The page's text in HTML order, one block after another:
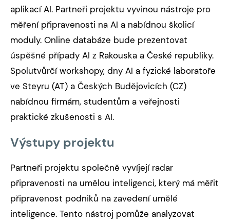
aplikací AI. Partneři projektu vyvinou nástroje pro
měření připravenosti na AI a nabídnou školicí
moduly. Online databáze bude prezentovat
úspěšné případy AI z Rakouska a České republiky.
Spolutvůrčí workshopy, dny AI a fyzické laboratoře
ve Steyru (AT) a Českých Budějovicích (CZ)
nabídnou firmám, studentům a veřejnosti
praktické zkušenosti s AI.
Výstupy projektu
Partneři projektu společně vyvíjejí radar
připravenosti na umělou inteligenci, který má měřit
připravenost podniků na zavedení umělé
inteligence. Tento nástroj pomůže analyzovat